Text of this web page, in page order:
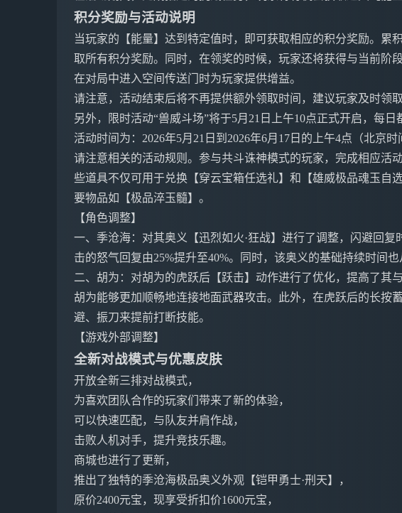
积分奖励与活动说明
当玩家的【能量】达到特定值时，即可获取相应的积分奖励。累
取所有积分奖励。同时，在领奖的时候，玩家还将获得与当前阶
在对局中进入空间传送门时为玩家提供增益。
请注意，活动结束后将不再提供额外领取时间，建议玩家及时领
另外，限时活动“兽威斗场”将于5月21日上午10点正式开启，每日
活动时间为：2026年5月21日到2026年6月17日的上午4点（北京时
请注意相关的活动规则。参与共斗诛神模式的玩家，完成相应活
些道具不仅可用于兑换【穿云宝箱任选礼】和【雄威极品魂玉自
要物品如【极品淬玉髓】。
【角色调整】
一、季沧海：对其奥义【迅烈如火·狂战】进行了调整，闪避回复
击的怒气回复由25%提升至40%。同时，该奥义的基础持续时间也
二、胡为：对胡为的虎跃后【跃击】动作进行了优化，提高了其
胡为能够更加顺畅地连接地面武器攻击。此外，在虎跃后的长按
避、振刀来提前打断技能。
【游戏外部调整】
全新对战模式与优惠皮肤
开放全新三排对战模式，
为喜欢团队合作的玩家们带来了新的体验，
可以快速匹配，与队友并肩作战，
击败人机对手，提升竞技乐趣。
商城也进行了更新，
推出了独特的季沧海极品奥义外观【铠甲勇士·刑天】，
原价2400元宝，现享受折扣价1600元宝，